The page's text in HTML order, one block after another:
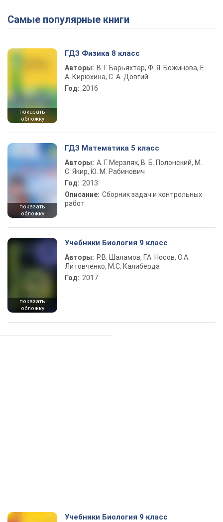
Самые популярные книги
показать
обложку
ГДЗ Физика 8 класс
Авторы: В. Г. Барьяхтар, Ф. Я. Божинова, Е.
А. Кирюхина, С. А. Довгий
Год: 2016
показать
обложку
ГДЗ Математика 5 класс
Авторы: А. Г. Мерзляк, В. Б. Полонский, М.
С. Якир, Ю. М. Рабинович
Год: 2013
Описание: Сборник задач и контрольных
работ
показать
обложку
Учебники Биология 9 класс
Авторы: Р.В. Шаламов, Г.А. Носов, О.А.
Литовченко, М.С. Калиберда
Год: 2017
Учебники Биология 9 класс